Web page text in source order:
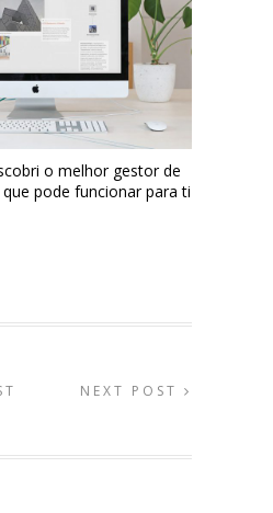
o melhor gestor de
pode funcionar para ti
NEXT POST